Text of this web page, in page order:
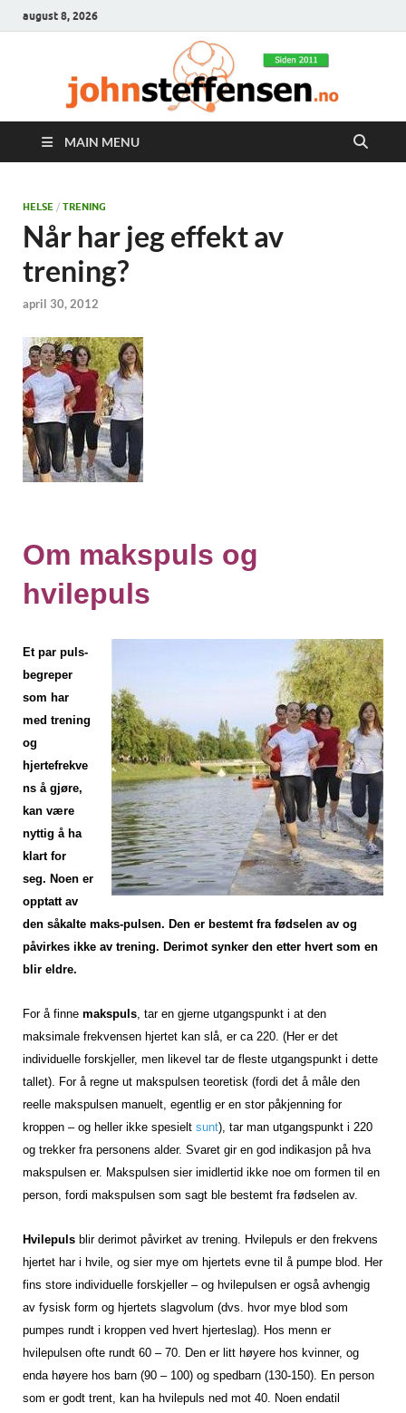
august 8, 2026
MAIN MENU
HELSE / TRENING
Når har jeg effekt av
trening?
april 30, 2012
Om makspuls og
hvilepuls
Et par puls-
begreper
som har
med trening
og
hjertefrekve
ns å gjøre,
kan være
nyttig å ha
klart for
seg. Noen er
opptatt av
den såkalte maks-pulsen. Den er bestemt fra fødselen av og
påvirkes ikke av trening. Derimot synker den etter hvert som en
blir eldre.
For å finne makspuls, tar en gjerne utgangspunkt i at den
maksimale frekvensen hjertet kan slå, er ca 220. (Her er det
individuelle forskjeller, men likevel tar de fleste utgangspunkt i dette
tallet). For å regne ut makspulsen teoretisk (fordi det å måle den
reelle makspulsen manuelt, egentlig er en stor påkjenning for
kroppen – og heller ikke spesielt sunt), tar man utgangspunkt i 220
og trekker fra personens alder. Svaret gir en god indikasjon på hva
makspulsen er. Makspulsen sier imidlertid ikke noe om formen til en
person, fordi makspulsen som sagt ble bestemt fra fødselen av.
Hvilepuls blir derimot påvirket av trening. Hvilepuls er den frekvens
hjertet har i hvile, og sier mye om hjertets evne til å pumpe blod. Her
fins store individuelle forskjeller – og hvilepulsen er også avhengig
av fysisk form og hjertets slagvolum (dvs. hvor mye blod som
pumpes rundt i kroppen ved hvert hjerteslag). Hos menn er
hvilepulsen ofte rundt 60 – 70. Den er litt høyere hos kvinner, og
enda høyere hos barn (90 – 100) og spedbarn (130-150). En person
som er godt trent, kan ha hvilepuls ned mot 40. Noen endatil